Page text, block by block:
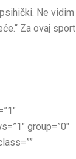
Ne vidim
Za ovaj sport
group=”0″